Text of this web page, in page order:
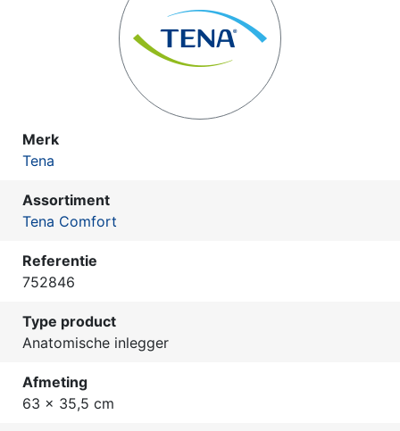
Merk
Tena
Assortiment
Tena Comfort
Referentie
752846
Type product
Anatomische inlegger
Afmeting
63 x 35,5 cm